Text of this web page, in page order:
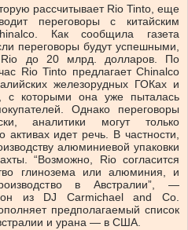
рассчитывает Rio Tinto, еще
переговоры с китайским
Как сообщила газета
переговоры будут успешными,
Rio до 20 млрд. долларов. По
Rio Tinto предлагает Chinalco
железорудных ГОКах и
с которыми она уже пыталась
Однако переговоры
аналитики могут только
активах идет речь. В частности,
алюминиевой упаковки
“Возможно, Rio согласится
глинозема или алюминия, и
в Австралии”, —
из DJ Carmichael and Co.
предполагаемый список
и урана — в США.